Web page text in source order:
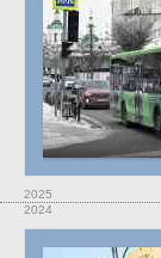
2025
2024